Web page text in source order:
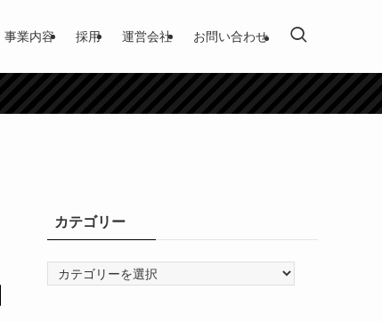
事業内容 採用 運営会社 お問い合わせ
カテゴリー
テ